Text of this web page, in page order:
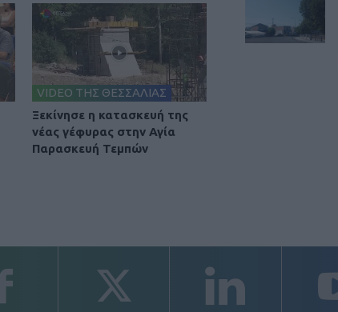
VIDEO ΤΗΣ ΘΕΣΣΑΛΙΑΣ
Ξεκίνησε η κατασκευή της
νέας γέφυρας στην Αγία
Παρασκευή Τεμπών